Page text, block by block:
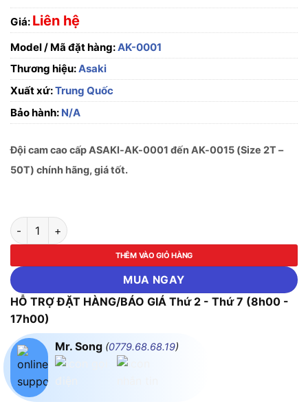
Giá: Liên hệ
Model / Mã đặt hàng:AK-0001
Thương hiệu:Asaki
Xuất xứ:Trung Quốc
Bảo hành: N/A
Đội cam cao cấp ASAKI-AK-0001 đến AK-0015 (Size 2T –
50T) chính hãng, giá tốt.
Đội cam cao cấp ASAKI-AK-0001 đến AK-0015 (Size 2T -
THÊM VÀO GIỎ HÀNG
MUA NGAY
HỖ TRỢ ĐẶT HÀNG/BÁO GIÁ Thứ 2 - Thứ 7 (8h00 -
17h00)
Mr. Song (0779.68.68.19)